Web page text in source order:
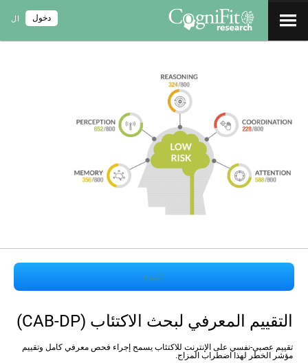
ال دخول
البدء
التقييم المعرفي لبحث الاكتئاب (CAB-DP)
تقييم عصبي-نفسي على الإنترنت للاكتئاب يسمح إجراء فحص معرفي كامل وتقييم
مؤشر الخطر لهذا اضطراب المزاج.